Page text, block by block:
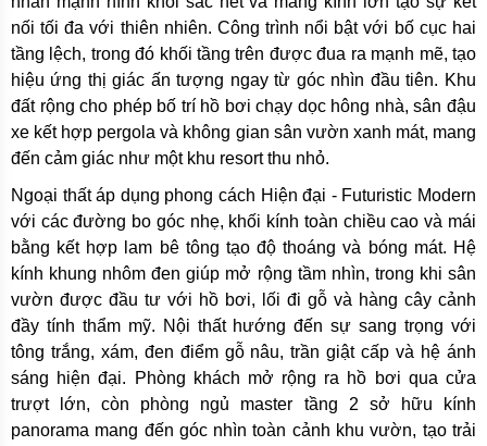
nối tối đa với thiên nhiên. Công trình nổi bật với bố cục hai
tầng lệch, trong đó khối tầng trên được đua ra mạnh mẽ, tạo
hiệu ứng thị giác ấn tượng ngay từ góc nhìn đầu tiên. Khu
đất rộng cho phép bố trí hồ bơi chạy dọc hông nhà, sân đậu
xe kết hợp pergola và không gian sân vườn xanh mát, mang
đến cảm giác như một khu resort thu nhỏ.
Ngoại thất áp dụng phong cách Hiện đại - Futuristic Modern
với các đường bo góc nhẹ, khối kính toàn chiều cao và mái
bằng kết hợp lam bê tông tạo độ thoáng và bóng mát. Hệ
kính khung nhôm đen giúp mở rộng tầm nhìn, trong khi sân
vườn được đầu tư với hồ bơi, lối đi gỗ và hàng cây cảnh
đầy tính thẩm mỹ. Nội thất hướng đến sự sang trọng với
tông trắng, xám, đen điểm gỗ nâu, trần giật cấp và hệ ánh
sáng hiện đại. Phòng khách mở rộng ra hồ bơi qua cửa
trượt lớn, còn phòng ngủ master tầng 2 sở hữu kính
panorama mang đến góc nhìn toàn cảnh khu vườn, tạo trải